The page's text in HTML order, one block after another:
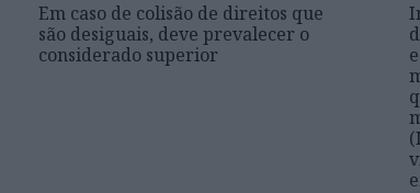
Em caso de colisão de direitos que
são desiguais, deve prevalecer o
considerado superior